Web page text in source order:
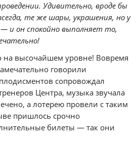
Удивительно, вроде бы
те же шары, украшения, но у
и он спокойно выполняет то,
высочайшем уровне! Вовремя
говорили
сопровождал
Центра, музыка звучала
а лотерею провели с таким
пришлось срочно
билеты — так они